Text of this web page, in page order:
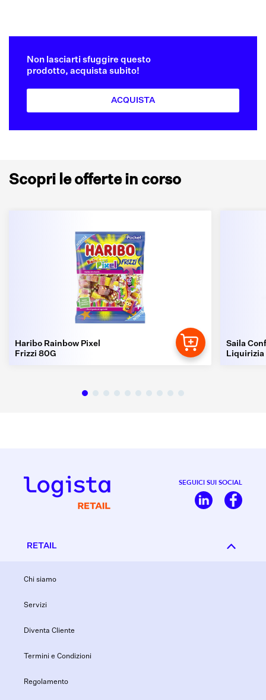
Non lasciarti sfuggire questo
prodotto, acquista subito!
ACQUISTA
Scopri le offerte in corso
Haribo Rainbow Pixel
Frizzi 80G
Saila
Liquirizia
SEGUICI SUI SOCIAL
RETAIL
Chi siamo
Servizi
Diventa Cliente
Termini e Condizioni
Regolamento